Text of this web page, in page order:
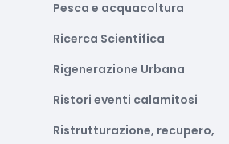
Pesca e acquacoltura
Ricerca Scientifica
Rigenerazione Urbana
Ristori eventi calamitosi
Ristrutturazione, recupero,